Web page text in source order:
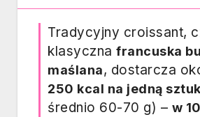
Tradycyjny croissant,
klasyczna francuska
maślana, dostarcza
250 kcal na jedną
średnio 60-70 g) – w